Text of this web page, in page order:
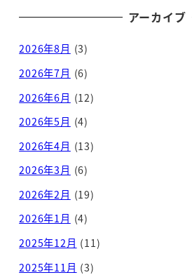
アーカイブ
2026年8月 (3)
2026年7月 (6)
2026年6月 (12)
2026年5月 (4)
2026年4月 (13)
2026年3月 (6)
2026年2月 (19)
2026年1月 (4)
2025年12月 (11)
2025年11月 (3)